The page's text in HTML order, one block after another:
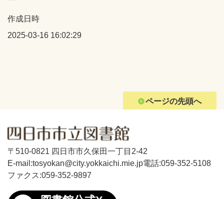
作成日時
2025-03-16 16:02:29
ページの先頭へ
〒510-0821 四日市市久保田一丁目2-42
E-mail:tosyokan@city.yokkaichi.mie.jp電話:059-352-5108
ファクス:059-352-9897